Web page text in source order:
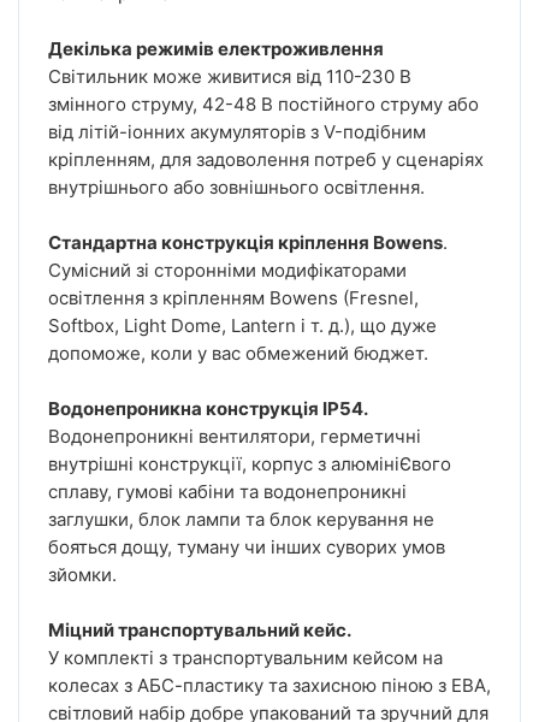
Декілька режимів електроживлення
Світильник може живитися від 110-230 В
змінного струму, 42-48 В постійного струму або
від літій-іонних акумуляторів з V-подібним
кріпленням, для задоволення потреб у сценаріях
внутрішнього або зовнішнього освітлення.
Стандартна конструкція кріплення Bowens.
Сумісний зі сторонніми модифікаторами
освітлення з кріпленням Bowens (Fresnel,
Softbox, Light Dome, Lantern і т. д.), що дуже
допоможе, коли у вас обмежений бюджет.
Водонепроникна конструкція IP54.
Водонепроникні вентилятори, герметичні
внутрішні конструкції, корпус з алюмініЄвого
сплаву, гумові кабіни та водонепроникні
заглушки, блок лампи та блок керування не
бояться дощу, туману чи інших суворих умов
зйомки.
Міцний транспортувальний кейс.
У комплекті з транспортувальним кейсом на
колесах з АБС-пластику та захисною піною з ЕВА,
світловий набір добре упакований та зручний для